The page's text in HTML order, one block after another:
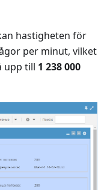
hastigheten för
per minut, vilket
upp till 1 238 000